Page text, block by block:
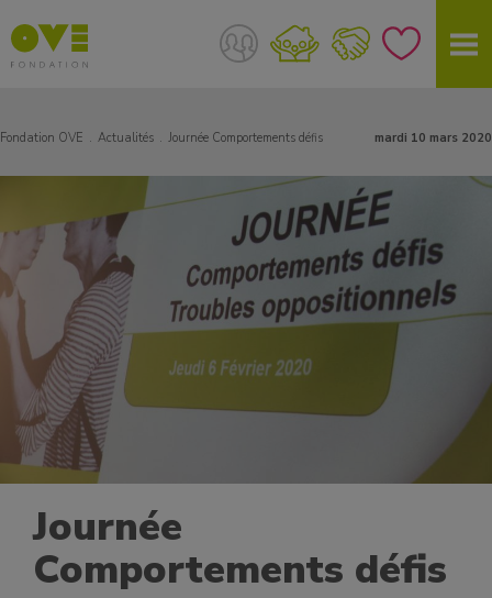
Fondation OVE Actualités Journée Comportements défis mardi 10 mars 2020
Journée
Comportements défis